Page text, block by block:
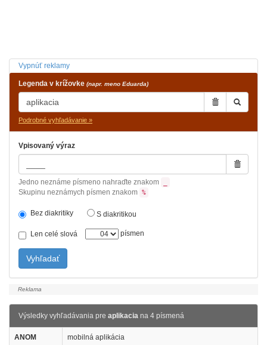
Vypnúť reklamy
Legenda v krížovke (napr. meno Eduarda)
Podrobné vyhľadávanie »
Vpisovaný výraz
Jedno neznáme písmeno nahraďte znakom
Skupinu neznámych písmen znakom %
Bez diakritiky S diakritikou
Len celé slová písmen
Vyhľadať
Výsledky vyhľadávania pre aplikacia na 4 písmená
ANOM mobilná aplikácia